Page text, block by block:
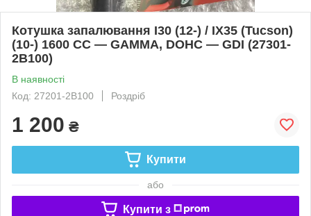
Котушка запалювання I30 (12-) / IX35 (Tucson)
(10-) 1600 CC — GAMMA, DOHC — GDI (27301-
2B100)
В наявності
Код: 27201-2B100
Роздріб
1 200 ₴
Купити
або
Купити з